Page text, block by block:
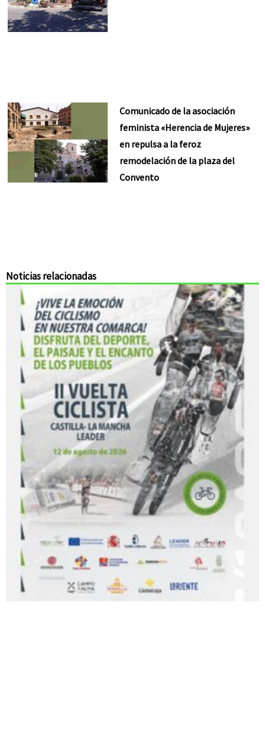
Comunicado de la asociación
feminista «Herencia de Mujeres»
en repulsa a la feroz
remodelación de la plaza del
Convento
Noticias relacionadas